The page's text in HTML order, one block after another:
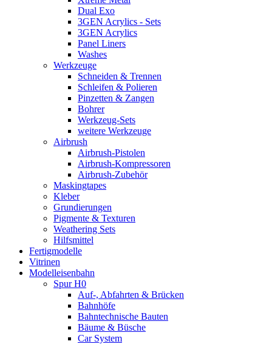
Dual Exo
3GEN Acrylics - Sets
3GEN Acrylics
Panel Liners
Washes
Werkzeuge
Schneiden & Trennen
Schleifen & Polieren
Pinzetten & Zangen
Bohrer
Werkzeug-Sets
weitere Werkzeuge
Airbrush
Airbrush-Pistolen
Airbrush-Kompressoren
Airbrush-Zubehör
Maskingtapes
Kleber
Grundierungen
Pigmente & Texturen
Weathering Sets
Hilfsmittel
Fertigmodelle
Vitrinen
Modelleisenbahn
Spur H0
Auf-, Abfahrten & Brücken
Bahnhöfe
Bahntechnische Bauten
Bäume & Büsche
Car System